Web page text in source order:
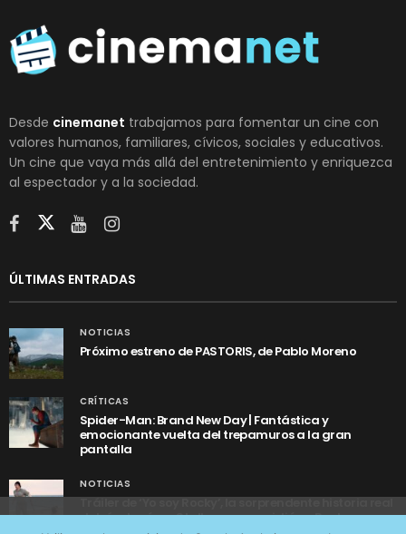
Desde cinemanet trabajamos para fomentar un cine con
valores humanos, familiares, cívicos, sociales y educativos.
Un cine que vaya más allá del entretenimiento y enriquezca
al espectador y a la sociedad.
ÚLTIMAS ENTRADAS
NOTICIAS
Próximo estreno de PASTORIS, de Pablo Moreno
CRÍTICAS
Spider-Man: Brand New Day | Fantástica y
emocionante vuelta del trepamuros a la gran
pantalla
NOTICIAS
Tráiler de ‘Yo soy Rocky’, la sorprendente historia real
detrás de cómo Stallone se convirtió en Rocky